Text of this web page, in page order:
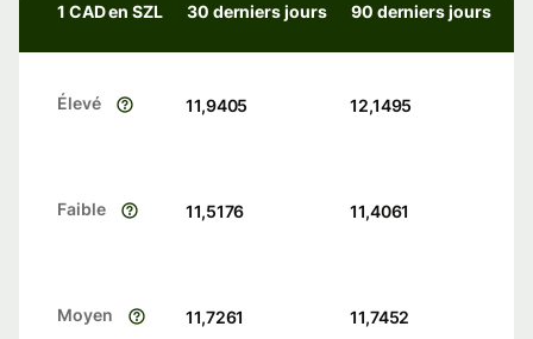
1 CAD en SZL 30 derniers jours 90 derniers jours
Élevé 11,9405 12,1495
Faible 11,5176 11,4061
Moyen 11,7261 11,7452